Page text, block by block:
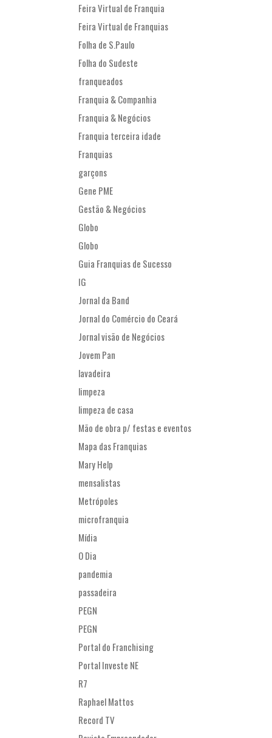
Feira Virtual de Franquia
Feira Virtual de Franquias
Folha de S.Paulo
Folha do Sudeste
franqueados
Franquia & Companhia
Franquia & Negócios
Franquia terceira idade
Franquias
garçons
Gene PME
Gestão & Negócios
Globo
Globo
Guia Franquias de Sucesso
IG
Jornal da Band
Jornal do Comércio do Ceará
Jornal visão de Negócios
Jovem Pan
lavadeira
limpeza
limpeza de casa
Mão de obra p/ festas e eventos
Mapa das Franquias
Mary Help
mensalistas
Metrópoles
microfranquia
Mídia
O Dia
pandemia
passadeira
PEGN
PEGN
Portal do Franchising
Portal Investe NE
R7
Raphael Mattos
Record TV